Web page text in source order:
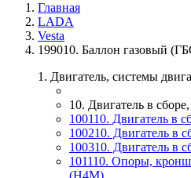
Главная
LADA
Vesta
199010. Баллон газовый
1. Двигатель, системы
10. Двигатель в
100110. Двигатель в
100210. Двигатель в
100310. Двигатель в
101110. Опоры,
(H4M)